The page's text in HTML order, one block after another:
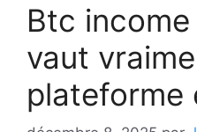
Btc
vaut
plateforme